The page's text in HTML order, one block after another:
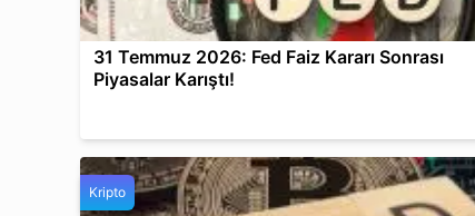
31 Temmuz 2026: Fed Faiz Kararı Sonrası
Piyasalar Karıştı!
Kripto